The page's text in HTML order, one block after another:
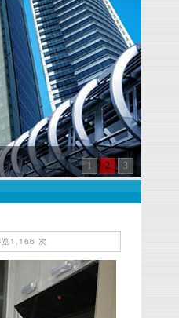
1 2 3
1,166 次